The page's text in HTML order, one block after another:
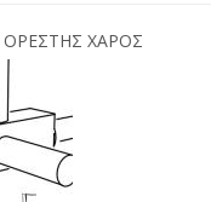
ΟΡΕΣΤΗΣ ΧΑΡΟΣ